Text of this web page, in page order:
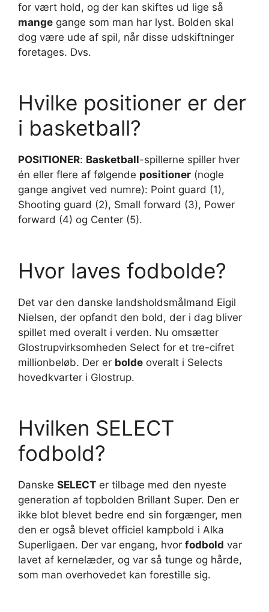
for vært hold, og der kan skiftes ud lige så
mange gange som man har lyst. Bolden skal
dog være ude af spil, når disse udskiftninger
foretages. Dvs.
Hvilke positioner er der
i basketball?
POSITIONER: Basketball-spillerne spiller hver
én eller flere af følgende positioner (nogle
gange angivet ved numre): Point guard (1),
Shooting guard (2), Small forward (3), Power
forward (4) og Center (5).
Hvor laves fodbolde?
Det var den danske landsholdsmålmand Eigil
Nielsen, der opfandt den bold, der i dag bliver
spillet med overalt i verden. Nu omsætter
Glostrupvirksomheden Select for et tre-cifret
millionbeløb. Der er bolde overalt i Selects
hovedkvarter i Glostrup.
Hvilken SELECT
fodbold?
Danske SELECT er tilbage med den nyeste
generation af topbolden Brillant Super. Den er
ikke blot blevet bedre end sin forgænger, men
den er også blevet officiel kampbold i Alka
Superligaen. Der var engang, hvor fodbold var
lavet af kernelæder, og var så tunge og hårde,
som man overhovedet kan forestille sig.